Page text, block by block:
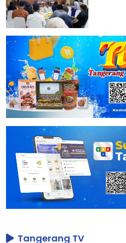
Tangerang TV